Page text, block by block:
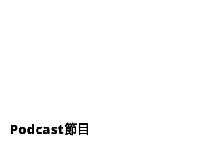
Podcast節目